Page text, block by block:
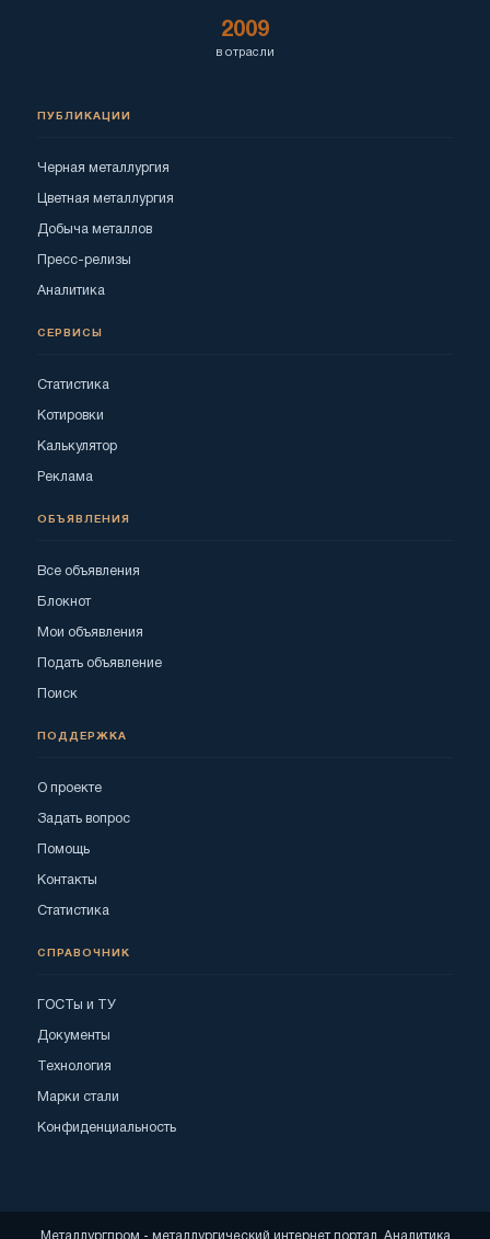
2009
в отрасли
ПУБЛИКАЦИИ
Черная металлургия
Цветная металлургия
Добыча металлов
Пресс-релизы
Аналитика
СЕРВИСЫ
Статистика
Котировки
Калькулятор
Реклама
ОБЪЯВЛЕНИЯ
Все объявления
Блокнот
Мои объявления
Подать объявление
Поиск
ПОДДЕРЖКА
О проекте
Задать вопрос
Помощь
Контакты
Статистика
СПРАВОЧНИК
ГОСТы и ТУ
Документы
Технология
Марки стали
Конфиденциальность
Металлургпром - металлургический интернет портал. Аналитика